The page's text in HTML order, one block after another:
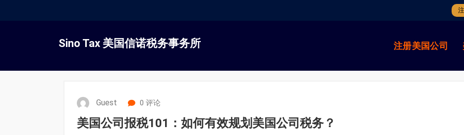
容
Sino Tax 美国信诺税务事务所 注册美国公司
Guest 0 评论
美国公司报税101：如何有效规划美国公司税务？